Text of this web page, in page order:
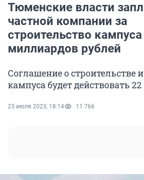
Тюменские власти
частной компании за
строительство
миллиардов рублей
Соглашение о строительстве
кампуса будет действовать 22
25 июля 2023, 18:14 11 766